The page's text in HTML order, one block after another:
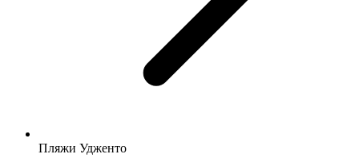
Пляжи Удженто